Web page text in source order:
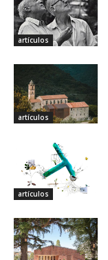
artículos
artículos
artículos